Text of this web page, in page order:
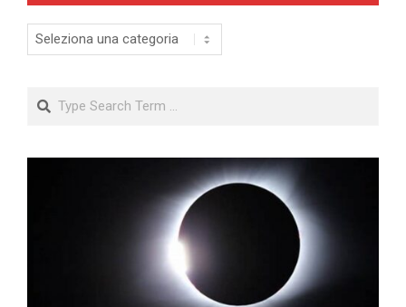
Categorie
Search